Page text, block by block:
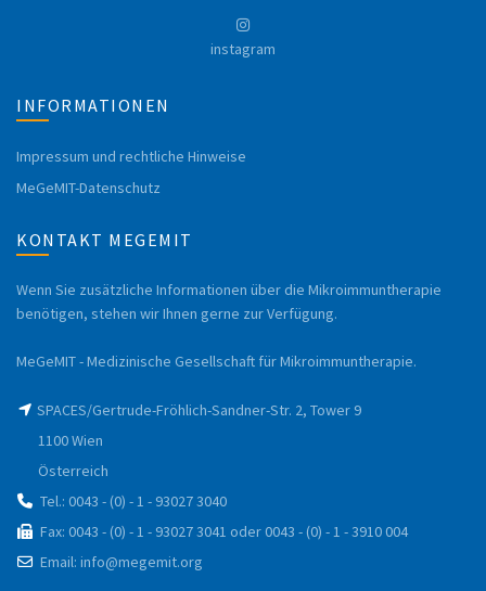
instagram
INFORMATIONEN
Impressum und rechtliche Hinweise
MeGeMIT-Datenschutz
KONTAKT MEGEMIT
Wenn Sie zusätzliche Informationen über die Mikroimmuntherapie
benötigen, stehen wir Ihnen gerne zur Verfügung.
MeGeMIT - Medizinische Gesellschaft für Mikroimmuntherapie.
SPACES/Gertrude-Fröhlich-Sandner-Str. 2, Tower 9
1100 Wien
Österreich
Tel.: 0043 - (0) - 1 - 93027 3040
Fax: 0043 - (0) - 1 - 93027 3041 oder 0043 - (0) - 1 - 3910 004
Email: info@megemit.org